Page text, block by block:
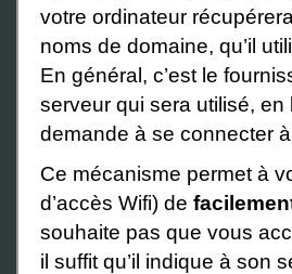
votre ordinateur
noms de domaine, qu’il
En général, c’est le
serveur qui sera utilisé, en
demande à se connecter
Ce mécanisme permet à
d’accès Wifi) de
souhaite pas que vous
il suffit qu’il indique à son